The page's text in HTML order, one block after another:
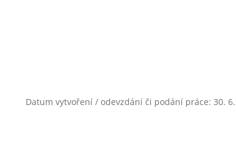
Datum vytvoření / odevzdání či podání práce: 30.